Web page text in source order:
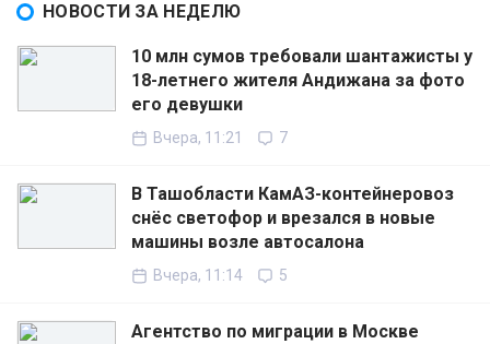
НОВОСТИ ЗА НЕДЕЛЮ
10 млн сумов требовали шантажисты у
18-летнего жителя Андижана за фото
его девушки
Вчера, 11:21 7
В Ташобласти КамАЗ-контейнеровоз
снёс светофор и врезался в новые
машины возле автосалона
Вчера, 11:14 5
Агентство по миграции в Москве